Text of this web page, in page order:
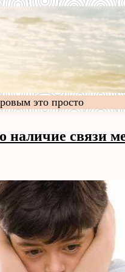
это просто
наличие связи